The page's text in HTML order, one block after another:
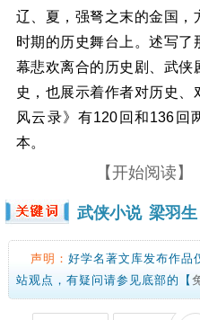
辽、夏，强弩之末的金国
时期的历史舞台上。述写
幕悲欢离合的历史剧、武
史，也展示着作者对历史
风云录》有120回和136回
本。
【开始阅读】
武侠小说 梁羽生
声明： 好学名著文库发布作品
站观点，有疑问请参见底部的【